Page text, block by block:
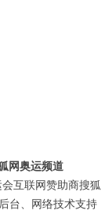
网奥运频道
互联网赞助商搜狐
台、网络技术支持